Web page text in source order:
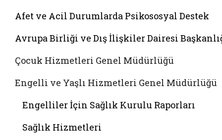
Afet ve Acil Durumlarda Psikososyal Destek
Avrupa Birliği ve Dış İlişkiler Dairesi
Çocuk Hizmetleri Genel Müdürlüğü
Engelli ve Yaşlı Hizmetleri Genel Müdürlüğü
Engelliler İçin Sağlık Kurulu Raporları
Sağlık Hizmetleri